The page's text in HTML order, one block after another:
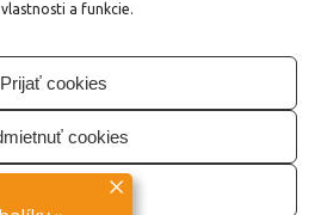
a funkcie.
Prijať cookies
cookies
nastavenie
políčka vyjadrujem svoj